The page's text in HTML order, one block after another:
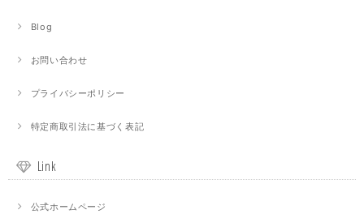
Blog
お問い合わせ
プライバシーポリシー
特定商取引法に基づく表記
Link
公式ホームページ